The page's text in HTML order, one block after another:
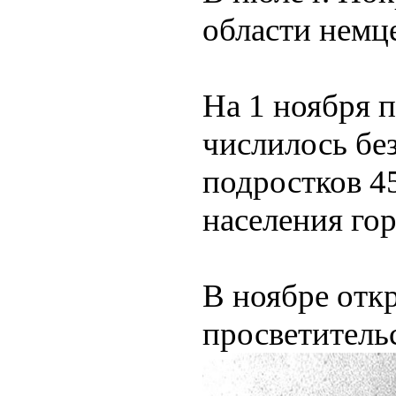
области
На 1 ноября
числилось
подростков
населения
В ноябре